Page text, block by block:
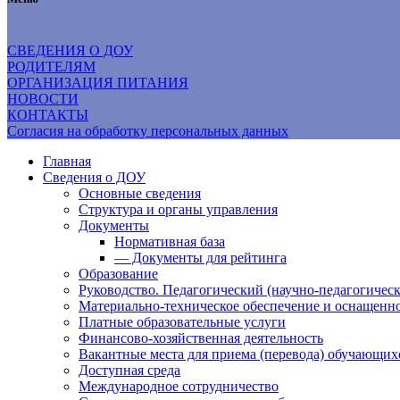
СВЕДЕНИЯ О ДОУ
РОДИТЕЛЯМ
ОРГАНИЗАЦИЯ ПИТАНИЯ
НОВОСТИ
КОНТАКТЫ
Согласия на обработку персональных данных
Главная
Сведения о ДОУ
Основные сведения
Структура и органы управления
Документы
Нормативная база
— Документы для рейтинга
Образование
Руководство. Педагогический (научно-
Материально-техническое обеспечение и
Платные образовательные услуги
Финансово-хозяйственная деятельность
Вакантные места для приема (перевода)
Доступная среда
Международное сотрудничество